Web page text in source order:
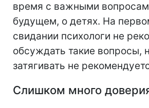
время с важными
будущем, о детях. На
свидании психологи не
обсуждать такие вопросы,
затягивать не
Слишком много